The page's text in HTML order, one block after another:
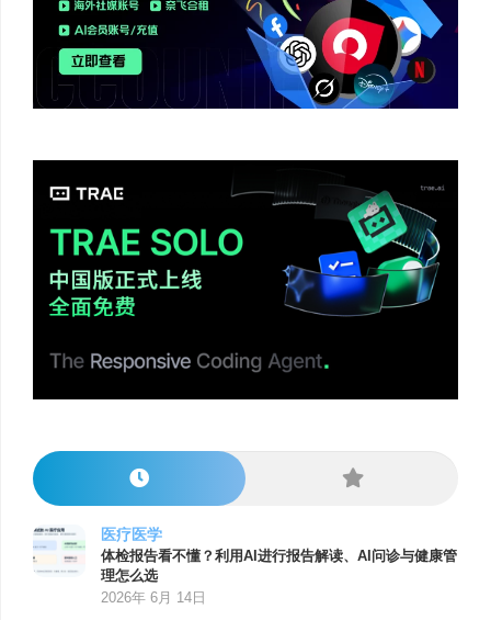
医疗医学
体检报告看不懂？利用AI进行报告解读、AI问诊与健康管
理怎么选
2026年 6月 14日